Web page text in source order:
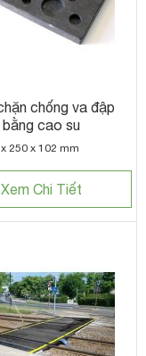
chống va đập
bằng cao su
250 x 102 mm
Xem Chi Tiết